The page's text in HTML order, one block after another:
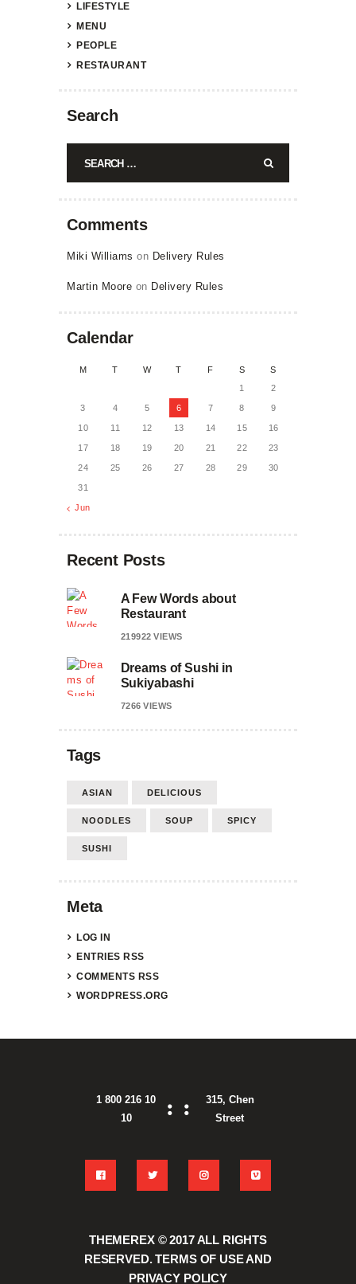
LIFESTYLE
MENU
PEOPLE
RESTAURANT
Search
Comments
Miki Williams on Delivery Rules
Martin Moore on Delivery Rules
Calendar
M T W T F S S
« Jun
1 2
3 4 5 6 7 8 9
10 11 12 13 14 15 16
17 18 19 20 21 22 23
24 25 26 27 28 29 30
31
Recent Posts
A Few Words about
Restaurant
219922 VIEWS
Dreams of Sushi in
Sukiyabashi
7266 VIEWS
Tags
ASIAN DELICIOUS
NOODLES SOUP SPICY
SUSHI
Meta
LOG IN
ENTRIES RSS
COMMENTS RSS
WORDPRESS.ORG
1 800 216 10
10
315, Chen
Street
THEMEREX © 2017ALL RIGHTS
RESERVED.TERMS OF USEAND
PRIVACY POLICY